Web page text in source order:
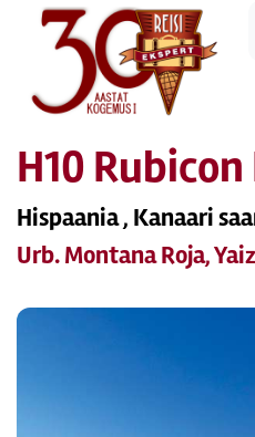
H10
Hispaania , Kanaari
Urb. Montana Roja,